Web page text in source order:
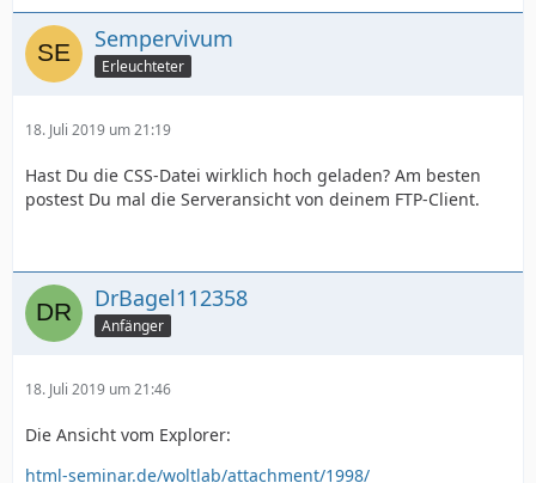
Sempervivum
Erleuchteter
18. Juli 2019 um 21:19
Hast Du die CSS-Datei wirklich hoch geladen? Am besten
postest Du mal die Serveransicht von deinem FTP-Client.
DrBagel112358
Anfänger
18. Juli 2019 um 21:46
Die Ansicht vom Explorer:
html-seminar.de/woltlab/attachment/1998/